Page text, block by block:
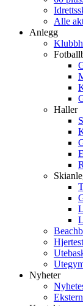
Alle
Anlegg
Haller
Nyheter